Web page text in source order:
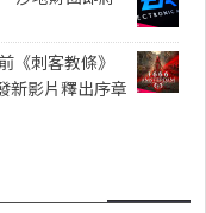
《刺客教條》
新影片釋出序章